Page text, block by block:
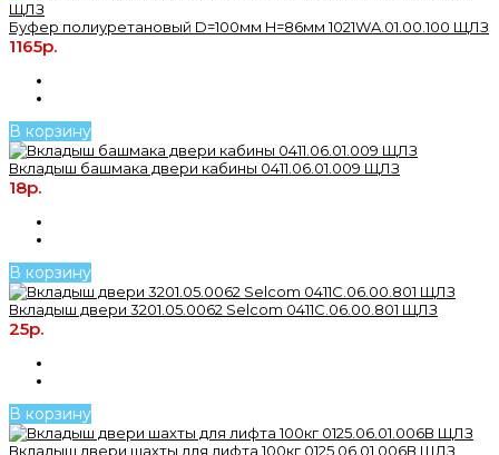
Буфер полиуретановый D=100мм H=86мм 1021WA.01.00.100 ЩЛЗ
1165р.
В корзину
Вкладыш башмака двери кабины 0411.06.01.009 ЩЛЗ
18р.
В корзину
Вкладыш двери 3201.05.0062 Selcom 0411С.06.00.801 ЩЛЗ
25р.
В корзину
Вкладыш двери шахты для лифта 100кг 0125.06.01.006В ЩЛЗ